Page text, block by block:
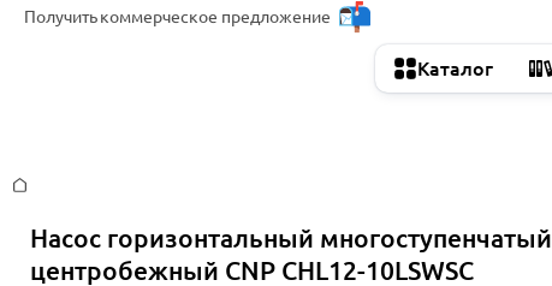
Получитькоммерческое предложение
Каталог
Насос горизонтальный многоступенчатый
центробежный CNP CHL12-10LSWSC